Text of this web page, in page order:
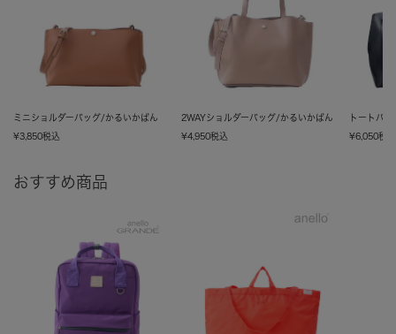
ミニショルダーバッグ/かるいかばん
¥3,850税込
2WAYショルダーバッグ/かるいかばん
¥4,950税込
トートバ
¥6,050税込
おすすめ商品